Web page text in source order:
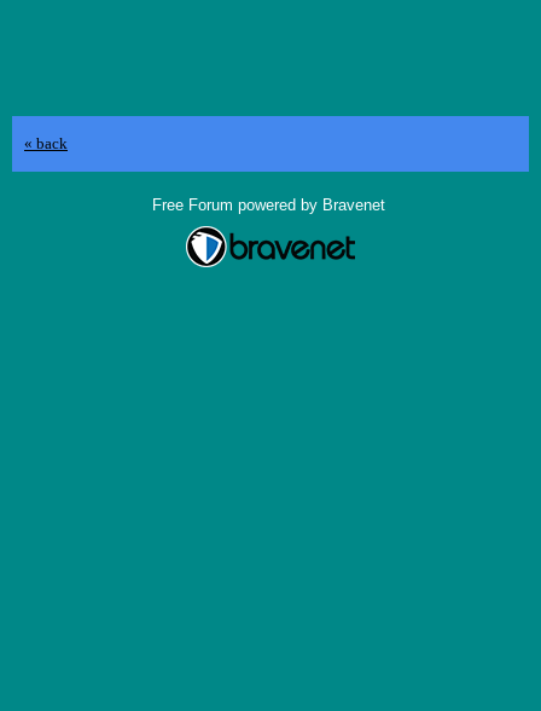
« back
Free Forum powered by Bravenet